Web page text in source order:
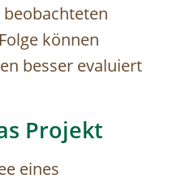
können
besser evaluiert
Projekt
eines